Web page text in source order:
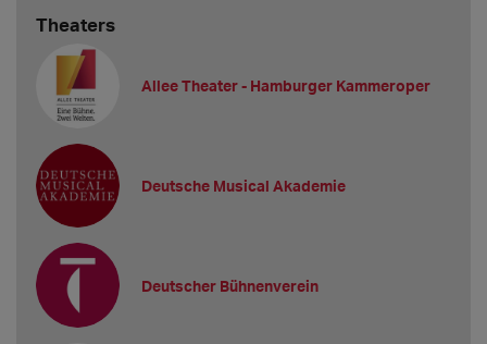
Theaters
Allee Theater - Hamburger Kammeroper
Deutsche Musical Akademie
Deutscher Bühnenverein